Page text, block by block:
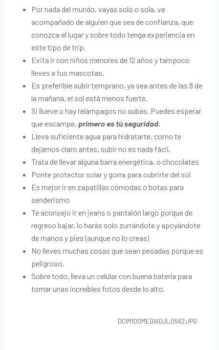
Por nada del mundo, vayas solo o sola, ve
acompañado de alguien que sea de confianza, que
conozca el lugar y sobre todo tenga experiencia en
este tipo de trip.
Evita ir con niños menores de 12 años y tampoco
lleves a tus mascotas.
Es preferible subir temprano, ya sea antes de las 8 de
la mañana, el sol está menos fuerte.
Si llueve o hay relámpagos no subas. Puedes esperar
que escampe, primero es tú seguridad.
Lleva suficiente agua para hidratarte, como te
dejamos claro antes, subir no es nada fácil.
Trata de llevar alguna barra energética, o chocolates
Ponte protector solar y gorra para cubrirte del sol
Es mejor ir en zapatillas cómodas o botas para
senderismo
Te aconsejo ir en jeans o pantalón largo porque de
regreso bajar, lo harás solo zurrándote y apoyándote
de manos y pies (aunque no lo creas)
No lleves muchas cosas que sean pesadas porque es
peligroso.
Sobre todo, lleva un celular con buena batería para
tomar unas increíbles fotos desde lo alto.
DCIM100MEDIADJI_0562.JPG